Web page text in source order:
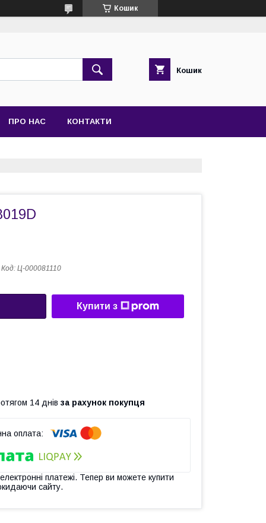
Кошик
Кошик
ПРО НАС КОНТАКТИ
Код: Ц-000081110
Купити з
14 днів за рахунок покупця
платежі. Тепер ви можете купити
сайту.